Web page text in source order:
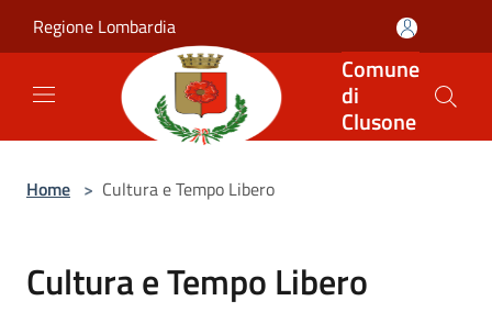
Regione Lombardia
Comune
di
Clusone
Home > Cultura e Tempo Libero
Cultura e Tempo Libero